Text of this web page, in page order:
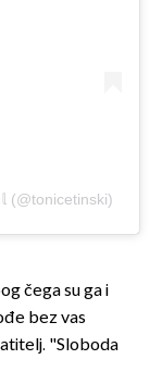
(@tonicetinski)
čega su ga i
bez vas
"Sloboda